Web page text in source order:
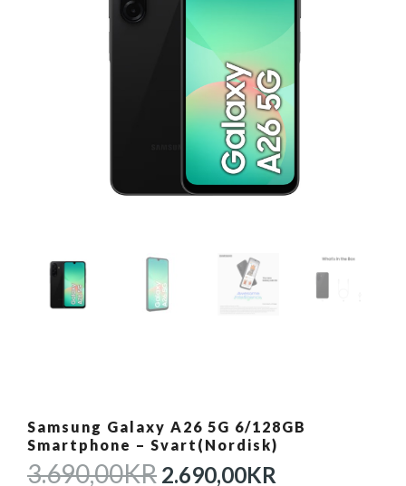
Samsung Galaxy A26 5G 6/128GB
Smartphone – Svart(Nordisk)
3.690,00KRDET
2.690,00KR